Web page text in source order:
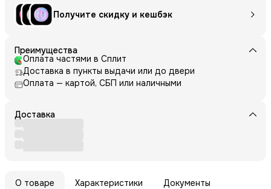
Получите скидку и кешбэк
Преимущества
Оплата частями в Сплит
Доставка в пункты выдачи или до двери
Оплата — картой, СБП или наличными
Доставка
О товаре Характеристики Документы